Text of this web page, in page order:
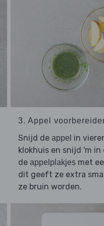
3. Appel
Snijd de appel in
klokhuis en snijd 'm in
de appelplakjes met
dit geeft ze extra
ze bruin worden.